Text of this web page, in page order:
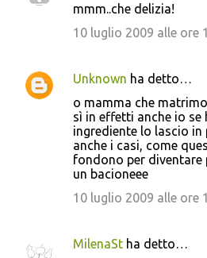
mmm..che delizia!
10 luglio 2009 alle ore
Unknown ha detto…
o mamma che
sì in effetti anche io se
ingrediente lo lascio in
anche i casi, come
fondono per diventare
un bacioneee
10 luglio 2009 alle ore
MilenaSt ha detto…